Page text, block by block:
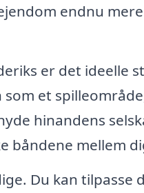
endnu
er det ideelle
et
hinandens
båndene mellem
Du kan tilpasse